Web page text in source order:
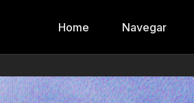
Home Navegar